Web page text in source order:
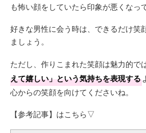
も怖い顔をしていたら印象が悪くなっ
好きな男性に会う時は、できるだけ笑
ましょう。
ただし、作りこまれた笑顔は魅力的で
えて嬉しい」という気持ちを表現する
心からの笑顔を向けてくださいね。
【参考記事】はこちら▽